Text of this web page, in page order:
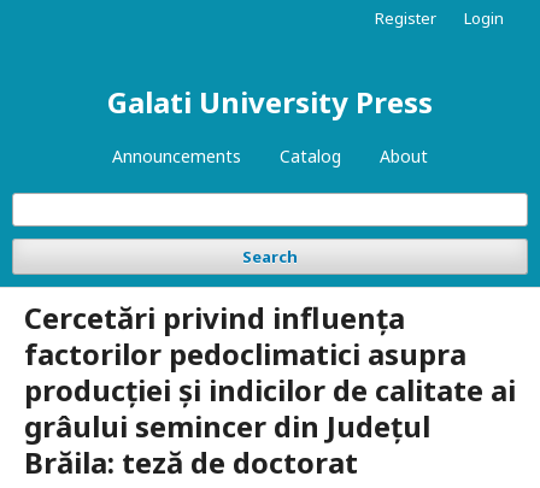
Galati University Press
Announcements Catalog About
Search
Register Login
Cercetări privind influența
factorilor pedoclimatici asupra
producției și indicilor de calitate ai
grâului semincer din Județul
Brăila: teză de doctorat